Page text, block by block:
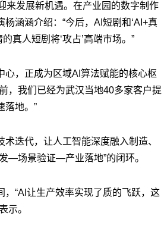
来发展新机遇。在产业园的数字制作
涵涵介绍：“今后，AI短剧和‘AI+真
真人短剧将‘攻占’高端市场。”
心，正成为区域AI算法赋能的核心枢
，我们已经为武汉当地40多家客户提
落地。”
迭代，让人工智能深度融入制造、
—场景验证—产业落地”的闭环。
“AI让生产效率实现了质的飞跃，这
示。